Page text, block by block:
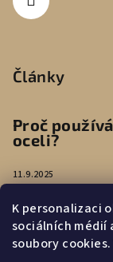
K personalizaci
sociálních médií
soubory
Články
Proč
oceli?
11.9.2025
Péče o